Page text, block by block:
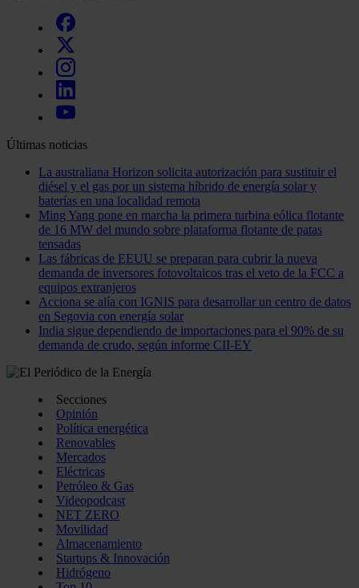
Últimas noticias
La australiana Horizon solicita autorización para sustituir el
diésel y el gas por un sistema híbrido de energía solar y
baterías en una localidad remota
Ming Yang pone en marcha la primera turbina eólica flotante
de 16 MW del mundo sobre plataforma flotante de patas
tensadas
Las fábricas de EEUU se preparan para cubrir la nueva
demanda de inversores fotovoltaicos tras el veto de la FCC a
equipos extranjeros
Acciona se alía con IGNIS para desarrollar un centro de datos
en Segovia con energía solar
India sigue dependiendo de importaciones para el 90% de su
demanda de crudo, según informe CII-EY
Secciones
Opinión
Política energética
Renovables
Mercados
Eléctricas
Petróleo & Gas
Videopodcast
NET ZERO
Movilidad
Almacenamiento
Startups & Innovación
Hidrógeno